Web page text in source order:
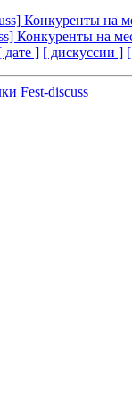
Конкуренты на
Конкуренты на
дате ] [ дискуссии ]
Fest-discuss